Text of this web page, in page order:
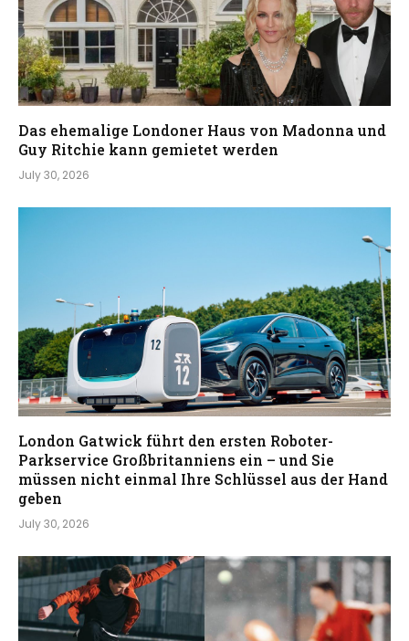
Das ehemalige Londoner Haus von Madonna und
Guy Ritchie kann gemietet werden
July 30, 2026
London Gatwick führt den ersten Roboter-
Parkservice Großbritanniens ein – und Sie
müssen nicht einmal Ihre Schlüssel aus der Hand
geben
July 30, 2026